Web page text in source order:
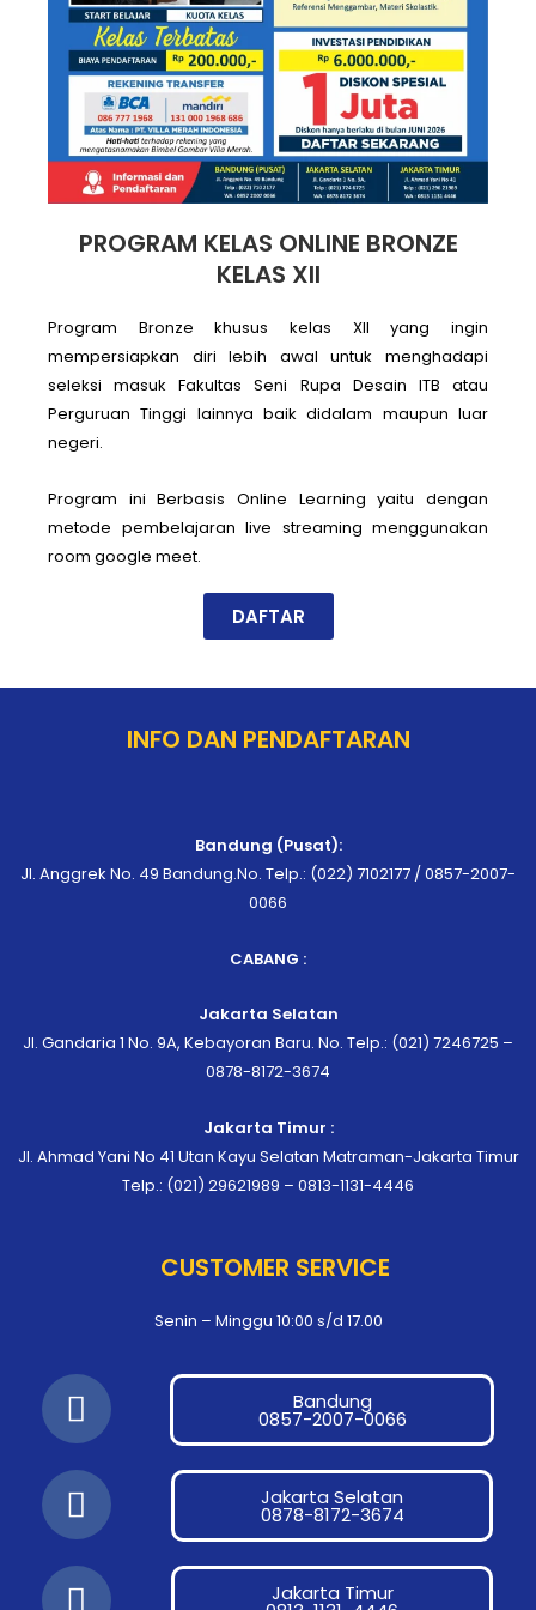
PROGRAM KELAS ONLINE BRONZE
KELAS XII
Program Bronze khusus kelas XII yang ingin
mempersiapkan diri lebih awal untuk menghadapi
seleksi masuk Fakultas Seni Rupa Desain ITB atau
Perguruan Tinggi lainnya baik didalam maupun luar
negeri.
Program ini Berbasis Online Learning yaitu dengan
metode pembelajaran live streaming menggunakan
room google meet.
DAFTAR
INFO DAN PENDAFTARAN
Bandung (Pusat):
Jl. Anggrek No. 49 Bandung.No. Telp.: (022) 7102177 / 0857-2007-
0066
CABANG :
Jakarta Selatan
Jl. Gandaria 1 No. 9A, Kebayoran Baru. No. Telp.: (021) 7246725 –
0878-8172-3674
Jakarta Timur :
Jl. Ahmad Yani No 41 Utan Kayu Selatan Matraman-Jakarta Timur
Telp.: (021) 29621989 – 0813-1131-4446
CUSTOMER SERVICE
Senin – Minggu 10:00 s/d 17.00
F
a
c
e
b
o
o
Bandung
0857-2007-0066
F
a
c
e
Jakarta Selatan
0878-8172-3674
F Jakarta Timur